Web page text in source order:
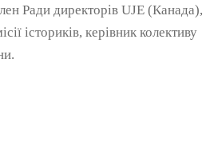
Ради директорів UJE (Канада),
істориків, керівник колективу